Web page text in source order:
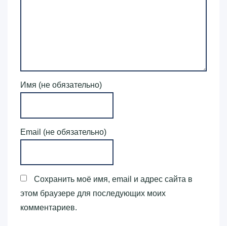
Имя (не обязательно)
Email (не обязательно)
Сохранить моё имя, email и адрес сайта в
этом браузере для последующих моих
комментариев.